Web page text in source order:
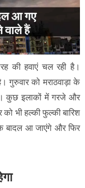
की हवाएं चल रही है।
गुरुवार को मराठवाड़ा के
कुछ इलाकों में गरजे और
भी हल्की फुल्की बारिश
के बादल आ जाएंगे और फिर